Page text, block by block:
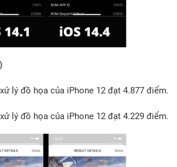
lý đồ họa của iPhone 12 đạt 4.877 điểm.
lý đồ họa của iPhone 12 đạt 4.229 điểm.